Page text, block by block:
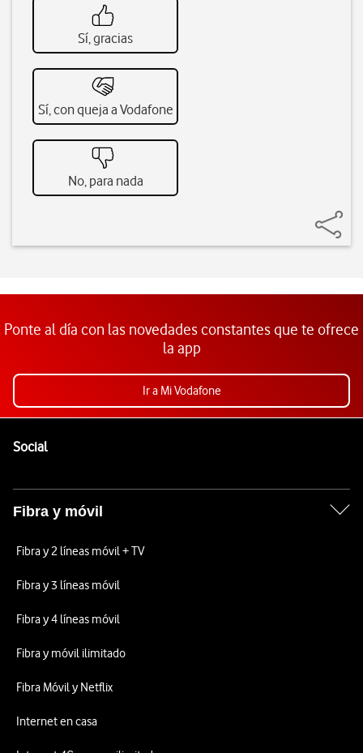
Sí, gracias
Sí, con queja a Vodafone
No, para nada
Ponte al día con las novedades constantes que te ofrece
la app
Ir a Mi Vodafone
SocialEnlaces a las redes sociales de Vodafone
Fibra y móvil
Fibra y 2 líneas móvil + TV
Fibra y 3 líneas móvil
Fibra y 4 líneas móvil
Fibra y móvil ilimitado
Fibra Móvil y Netflix
Internet en casa